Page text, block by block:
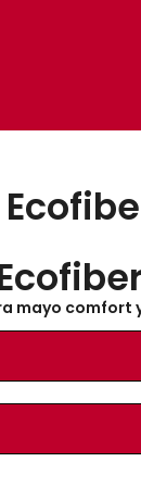
mayo comfort